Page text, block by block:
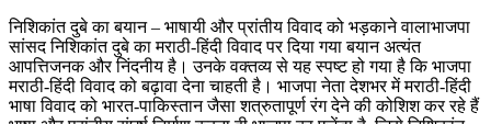
निशिकांत दुबे का बयान – भाषायी और प्रांतीय विवाद को भड़काने वालाभाजपा
सांसद निशिकांत दुबे का मराठी-हिंदी विवाद पर दिया गया बयान अत्यंत
आपत्तिजनक और निंदनीय है। उनके वक्तव्य से यह स्पष्ट हो गया है कि भाजपा
मराठी-हिंदी विवाद को बढ़ावा देना चाहती है। भाजपा नेता देशभर में मराठी-हिंदी
भाषा विवाद को भारत-पाकिस्तान जैसा शत्रुतापूर्ण रंग देने की कोशिश कर रहे हैं